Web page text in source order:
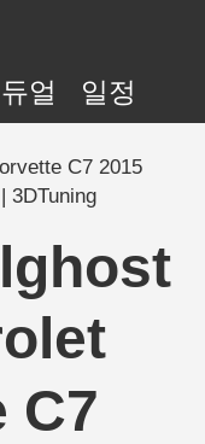
듀얼 일정
C7 2015
3DTuning
C7